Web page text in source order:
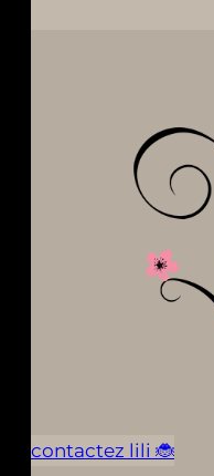
contactez lili 🐞